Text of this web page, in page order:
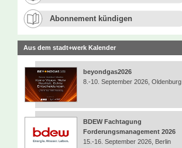
Abonnement kündigen
Aus dem stadt+werk Kalender
beyondgas2026
8.-10. September 2026, Oldenburg
BDEW Fachtagung
Forderungsmanagement 2026
15.-16. September 2026, Berlin